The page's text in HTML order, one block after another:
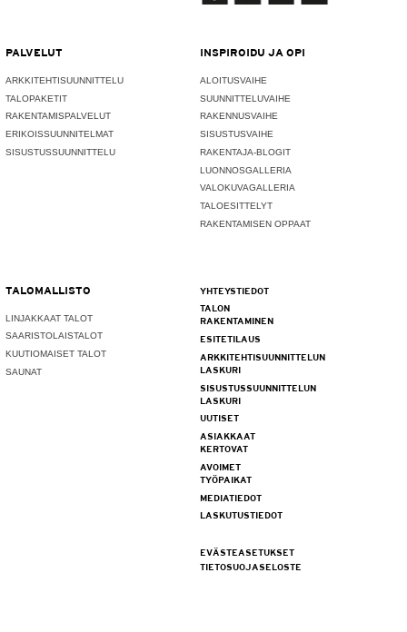
PALVELUT
ARKKITEHTISUUNNITTELU
TALOPAKETIT
RAKENTAMISPALVELUT
ERIKOISSUUNNITELMAT
SISUSTUSSUUNNITTELU
INSPIROIDU JA OPI
ALOITUSVAIHE
SUUNNITTELUVAIHE
RAKENNUSVAIHE
SISUSTUSVAIHE
RAKENTAJA-BLOGIT
LUONNOSGALLERIA
VALOKUVAGALLERIA
TALOESITTELYT
RAKENTAMISEN OPPAAT
TALOMALLISTO
LINJAKKAAT TALOT
SAARISTOLAISTALOT
KUUTIOMAISET TALOT
SAUNAT
YHTEYSTIEDOT
TALON
RAKENTAMINEN
ESITETILAUS
ARKKITEHTISUUNNITTELUN
LASKURI
SISUSTUSSUUNNITTELUN
LASKURI
UUTISET
ASIAKKAAT
KERTOVAT
AVOIMET
TYÖPAIKAT
MEDIATIEDOT
LASKUTUSTIEDOT
EVÄSTEASETUKSET
TIETOSUOJASELOSTE